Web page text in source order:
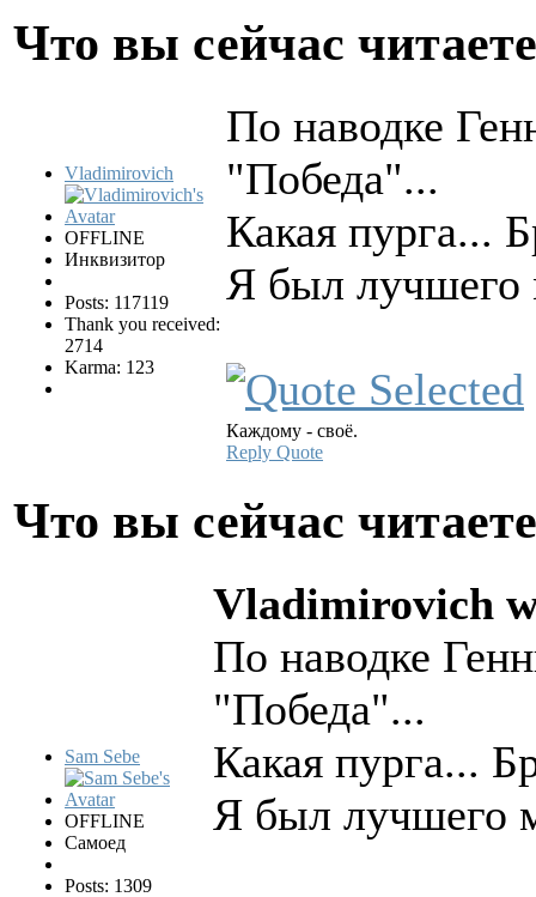
Что вы сейчас
Vladimirovich
OFFLINE
Инквизитор
Posts: 117119
Thank you received:
2714
Karma: 123
По наводке
"Победа"...
Какая пурга...
Я был лучшего
Каждому - своё.
Reply Quote
Что вы сейчас
Sam Sebe
OFFLINE
Самоед
Posts: 1309
Vladimirovich
По наводке
"Победа"...
Какая пурга...
Я был лучшего